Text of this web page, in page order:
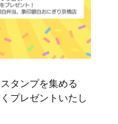
タンプを集める
プレゼントいたし